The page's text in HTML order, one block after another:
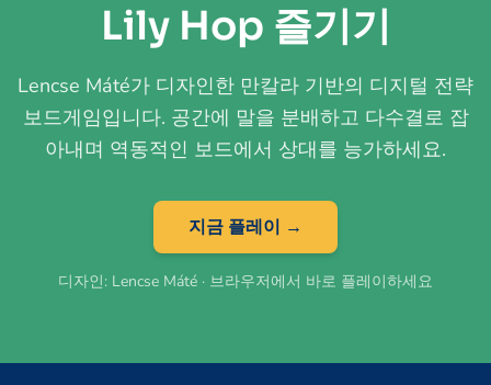
Lily Hop 즐기기
Lencse Máté가 디자인한 만칼라 기반의 디지털 전략
보드게임입니다. 공간에 말을 분배하고 다수결로 잡
아내며 역동적인 보드에서 상대를 능가하세요.
지금 플레이 →
디자인: Lencse Máté · 브라우저에서 바로 플레이하세요